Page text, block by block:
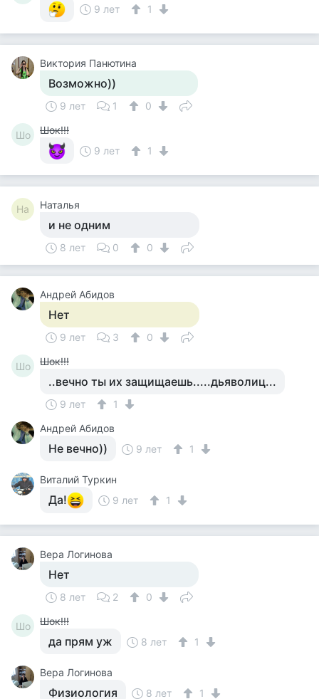
9 лет
1
Виктория Панютина
Возможно))
9 лет 1 0
Шо
Шок!!!
9 лет
1
На Наталья
и не одним
8 лет 0 0
Андрей Абидов
Нет
9 лет 3 0
Шо Шок!!!
..вечно ты их защищаешь.....дьяволиц...
9 лет
1
Андрей Абидов
Не вечно)) 9 лет 1
Виталий Туркин
Да! 9 лет 1
Вера Логинова
Нет
8 лет 2 0
Шо Шок!!!
да прям уж 8 лет 1
Вера Логинова
Физиология 8 лет 1